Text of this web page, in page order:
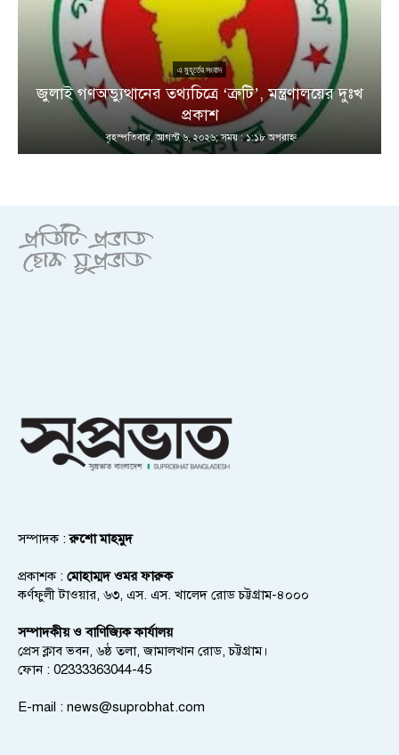
এ মুহূর্তের সংবাদ
জুলাই গণঅভ্যুত্থানের তথ্যচিত্রে ‘ত্রুটি’, মন্ত্রণালয়ের দুঃখ
প্রকাশ
বৃহস্পতিবার, আগস্ট ৬, ২০২৬; সময় : ১:১৮ অপরাহ্ণ
সম্পাদক :রুশো মাহমুদ
প্রকাশক : মোহাম্মদ ওমর ফারুক
কর্ণফুলী টাওয়ার, ৬৩, এস. এস. খালেদ রোড চট্টগ্রাম-৪০০০
সম্পাদকীয় ও বাণিজ্যিক কার্যালয়
প্রেস ক্লাব ভবন, ৬ষ্ঠ তলা, জামালখান রোড, চট্টগ্রাম।
ফোন : 02333363044-45
E-mail : news@suprobhat.com